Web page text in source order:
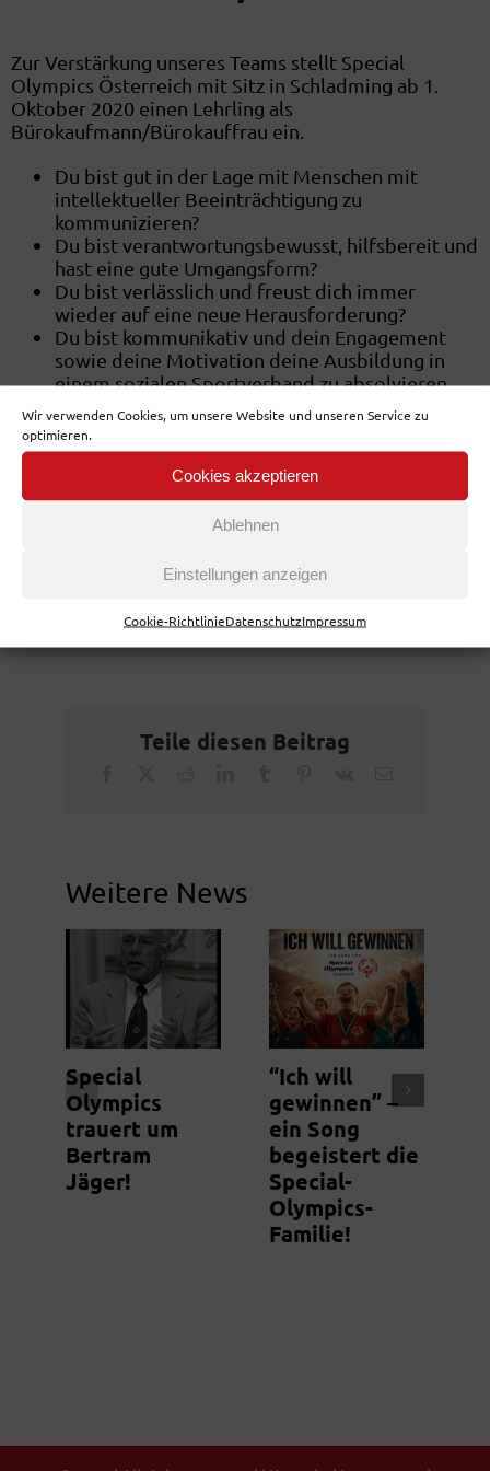
Wir verwenden Cookies, um unsere Website und unseren Service zu
optimieren.
Cookies akzeptieren
Ablehnen
Einstellungen anzeigen
Cookie-RichtlinieDatenschutzImpressum
Zur Verstärkung unseres Teams stellt Special
Olympics Österreich mit Sitz in Schladming ab 1.
Oktober 2020 einen Lehrling als
Bürokaufmann/Bürokauffrau ein.
Du bist gut in der Lage mit Menschen mit
intellektueller Beeinträchtigung zu
kommunizieren?
Du bist verantwortungsbewusst, hilfsbereit und
hast eine gute Umgangsform?
Du bist verlässlich und freust dich immer
wieder auf eine neue Herausforderung?
Du bist kommunikativ und dein Engagement
sowie deine Motivation deine Ausbildung in
einem sozialen Sportverband zu absolvieren
sind hoch?
HIER GEHT ES ZUR
STELLENAUSSCHREIBUNG
August 14th, 2020
Teile diesen Beitrag
Weitere News
Special
Olympics
trauert um
Bertram
Jäger!
“Ich will
gewinnen” –
ein Song
begeistert die
Special-
Olympics-
Familie!